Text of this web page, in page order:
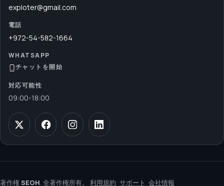
exploter@gmail.com
電話
+972-54-582-1664
WHATSAPP
チャットを開始
対応可能性
09:00-18:00
著作権SEOH. 全著作権所有。 利用規約 サポート 会社情報